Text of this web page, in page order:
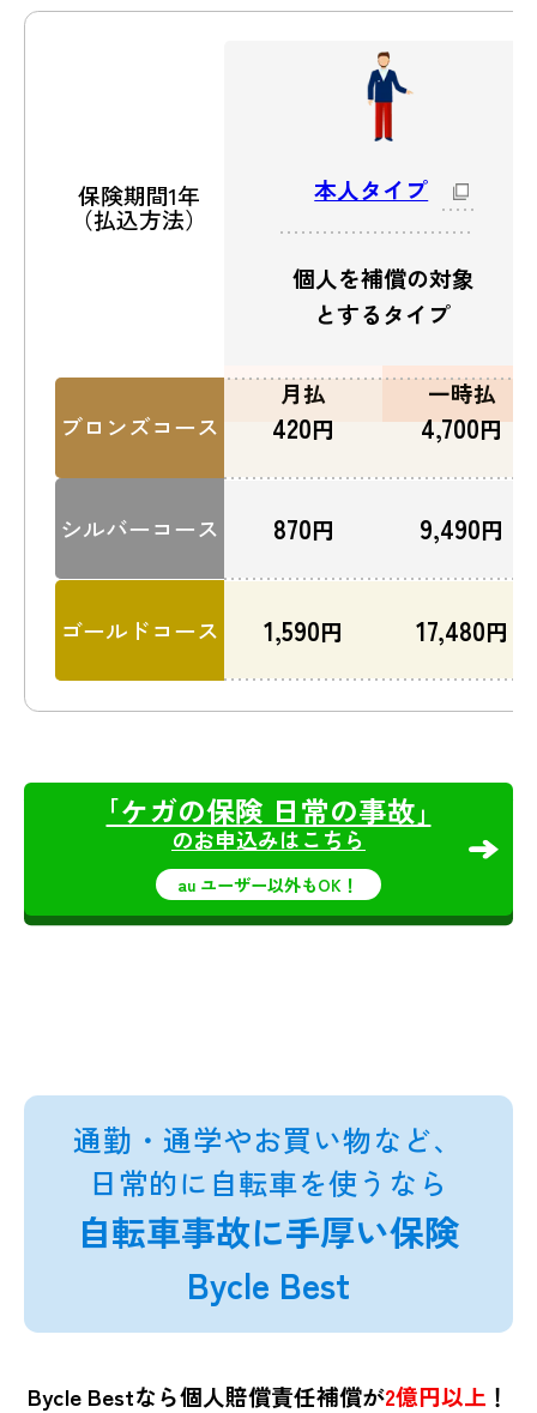
保険期間1年
（払込方法）
ブロンズコース
シルバーコース
ゴールドコース
本人タイプ
個人を補償の対象
とするタイプ
月払 一時払
420円 4,700円
870円 9,490円
1,590円 17,480円
｢ケガの保険 日常の事故｣
のお申込みはこちら
au ユーザー以外もOK！
通勤・通学やお買い物など、
日常的に自転車を使うなら
自転車事故に手厚い保険
Bycle Best
Bycle Bestなら個人賠償責任補償が2億円以上 ！